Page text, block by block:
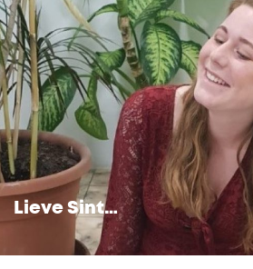
Lieve Sint…